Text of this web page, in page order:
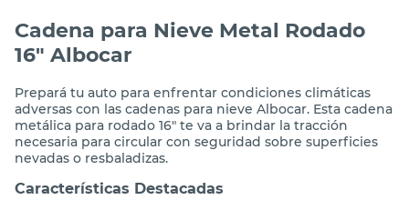
Cadena para Nieve Metal Rodado
16" Albocar
Prepará tu auto para enfrentar condiciones climáticas
adversas con las cadenas para nieve Albocar. Esta cadena
metálica para rodado 16" te va a brindar la tracción
necesaria para circular con seguridad sobre superficies
nevadas o resbaladizas.
Características Destacadas